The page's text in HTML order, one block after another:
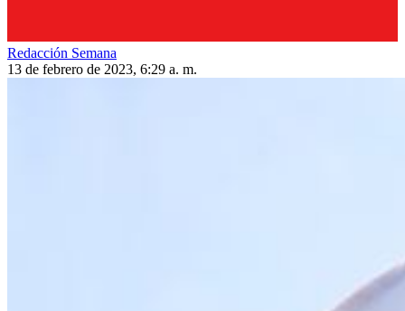
Redacción Semana
13 de febrero de 2023, 6:29 a. m.